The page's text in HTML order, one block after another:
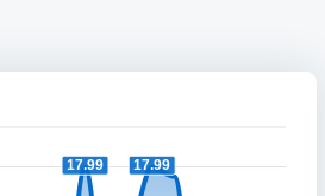
17.99 17.99